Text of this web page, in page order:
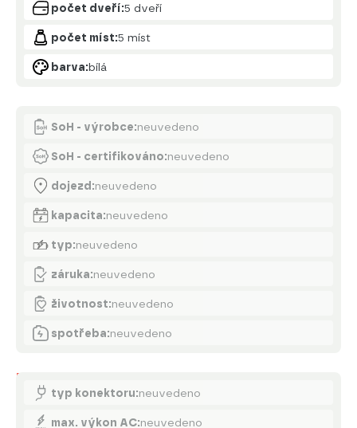
počet dveří:5 dveří
počet míst:5 míst
barva:bílá
SoH - výrobce:neuvedeno
SoH - certifikováno:neuvedeno
dojezd:neuvedeno
kapacita:neuvedeno
typ:neuvedeno
záruka:neuvedeno
životnost:neuvedeno
spotřeba:neuvedeno
Nabíjení
typ konektoru:neuvedeno
max. výkon AC:neuvedeno